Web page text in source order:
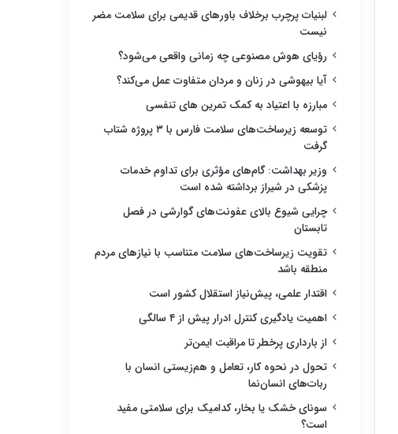
لبنیات پرچرب برخلاف باورهای قدیمی برای سلامت مضر
نیست
رؤیای هوش مصنوعی چه زمانی واقعی می‌شود؟
آیا بیهوشی در زنان و مردان متفاوت عمل می‌کند؟
مبارزه با اعتیاد به کمک تمرین های تنفسی
توسعه زیرساخت‌های سلامت فارس با ۳ پروژه شتاب
گرفت
وزیر بهداشت: گام‌های مؤثری برای تداوم خدمات
پزشکی در شیراز برداشته شده است
چرایی شیوع بالای عفونت‌های گوارشی در فصل
تابستان
تقویت زیرساخت‌های سلامت متناسب با نیازهای مردم
منطقه باشد
اقتدار علمی، پیش‌نیاز استقلال کشور است
اهمیت یادگیری کنترل ادرار پیش از ۴ سالگی
از بارداری پرخطر تا مراقبت ایمن‌تر
تحول در نحوه کار، تعامل و هم‌زیستی انسان با
ربات‌های انسان‌نما
سونای خشک یا بخار، کدامیک برای سلامتی مفید
است؟